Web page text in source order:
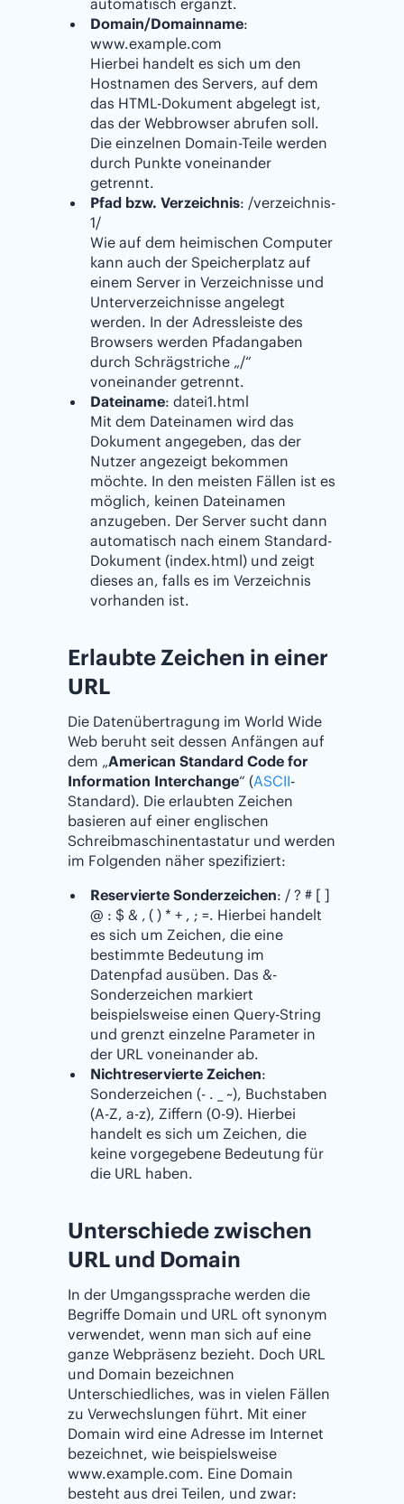
automatisch ergänzt.
Domain/Domainname:
www.example.com
Hierbei handelt es sich um den
Hostnamen des Servers, auf dem
das HTML-Dokument abgelegt ist,
das der Webbrowser abrufen soll.
Die einzelnen Domain-Teile werden
durch Punkte voneinander
getrennt.
Pfad bzw. Verzeichnis: /verzeichnis-
1/
Wie auf dem heimischen Computer
kann auch der Speicherplatz auf
einem Server in Verzeichnisse und
Unterverzeichnisse angelegt
werden. In der Adressleiste des
Browsers werden Pfadangaben
durch Schrägstriche „/“
voneinander getrennt.
Dateiname: datei1.html
Mit dem Dateinamen wird das
Dokument angegeben, das der
Nutzer angezeigt bekommen
möchte. In den meisten Fällen ist es
möglich, keinen Dateinamen
anzugeben. Der Server sucht dann
automatisch nach einem Standard-
Dokument (index.html) und zeigt
dieses an, falls es im Verzeichnis
vorhanden ist.
Erlaubte Zeichen in einer
URL
Die Datenübertragung im World Wide
Web beruht seit dessen Anfängen auf
dem „American Standard Code for
Information Interchange“ (ASCII-
Standard). Die erlaubten Zeichen
basieren auf einer englischen
Schreibmaschinentastatur und werden
im Folgenden näher spezifiziert:
Reservierte Sonderzeichen: / ? # [ ]
@ : $ & ‚ ( ) * + , ; =. Hierbei handelt
es sich um Zeichen, die eine
bestimmte Bedeutung im
Datenpfad ausüben. Das &-
Sonderzeichen markiert
beispielsweise einen Query-String
und grenzt einzelne Parameter in
der URL voneinander ab.
Nichtreservierte Zeichen:
Sonderzeichen (- . _ ~), Buchstaben
(A-Z, a-z), Ziffern (0-9). Hierbei
handelt es sich um Zeichen, die
keine vorgegebene Bedeutung für
die URL haben.
Unterschiede zwischen
URL und Domain
In der Umgangssprache werden die
Begriffe Domain und URL oft synonym
verwendet, wenn man sich auf eine
ganze Webpräsenz bezieht. Doch URL
und Domain bezeichnen
Unterschiedliches, was in vielen Fällen
zu Verwechslungen führt. Mit einer
Domain wird eine Adresse im Internet
bezeichnet, wie beispielsweise
www.example.com. Eine Domain
besteht aus drei Teilen, und zwar: